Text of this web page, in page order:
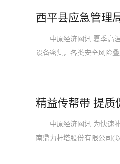
西平县应急管理
中原经济网讯 夏季高温
设备密集，各类安全风险
精益传帮带 提
中原经济网讯 为快速补
南鼎力杆塔股份有限公司(